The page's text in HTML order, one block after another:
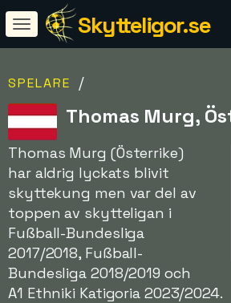
Skytteligor.se
SPELARE /
Thomas Murg,
Thomas Murg (Österrike)
har aldrig lyckats blivit
skyttekung men var del av
toppen av skytteligan i
Fußball-Bundesliga
2017/2018, Fußball-
Bundesliga 2018/2019 och
A1 Ethniki Katigoria 2023/2024.